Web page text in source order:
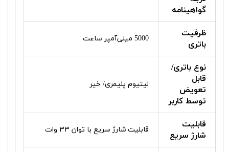
گواهینامه
ظرفیت
باتری
5000 میلی‌آمپر ساعت
نوع باتری/
قابل
تعویض
توسط کاربر
لیتیوم پلیمری/ خیر
قابلیت
شارژ سریع
قابلیت شارژ سریع با توان ۳۳ وات